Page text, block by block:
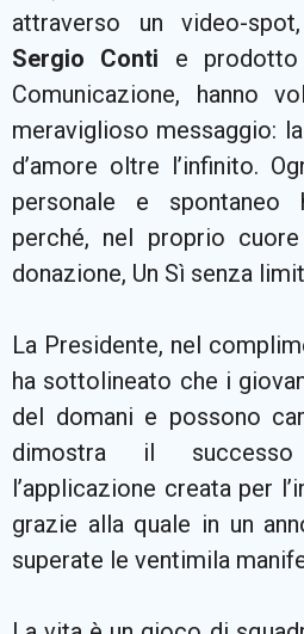
attraverso un video-
Sergio Conti e prodotto
Comunicazione, hanno
meraviglioso messaggio:
d’amore oltre l’infinito.
personale e spontaneo
perché, nel proprio
donazione, Un Sì senza
La Presidente, nel
ha sottolineato che i
del domani e possono
dimostra il successo
l’applicazione creata per
grazie alla quale in un
superate le ventimila